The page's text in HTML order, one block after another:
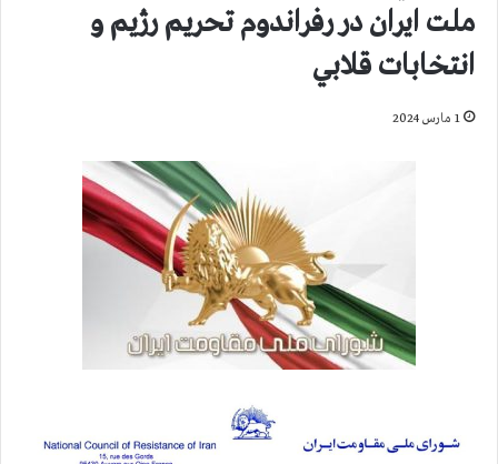
ملت ایران در رفراندوم تحريم رژيم و
انتخابات قلابي
1 مارس 2024